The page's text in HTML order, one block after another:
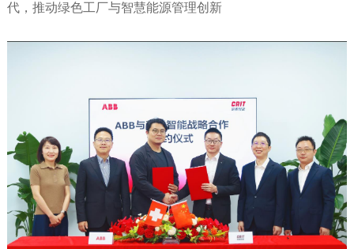
代，推动绿色工厂与智慧能源管理创新